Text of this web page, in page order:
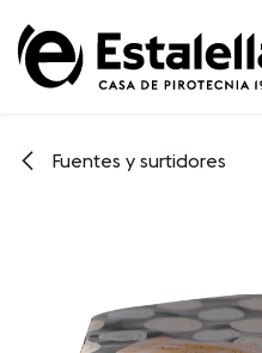
Fuentes y surtidores